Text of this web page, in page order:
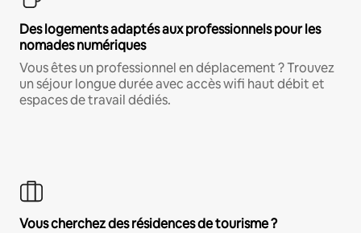
Des logements adaptés aux professionnels pour les
nomades numériques
Vous êtes un professionnel en déplacement ? Trouvez
un séjour longue durée avec accès wifi haut débit et
espaces de travail dédiés.
Vous cherchez des résidences de tourisme ?